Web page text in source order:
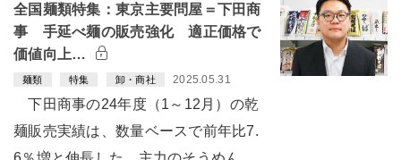
全国麺類特集：東京主要問屋＝下田商
事 手延べ麺の販売強化 適正価格で
価値向上…
麺類 特集 卸・商社 2025.05.31
下田商事の24年度（1～12月）の乾
麺販売実績は、数量ベースで前年比7.